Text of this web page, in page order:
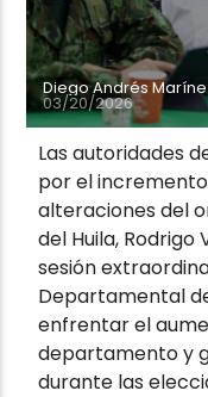
Diego Andrés
03/20/2026
Las autoridades
por el
alteraciones del
del Huila, Rodrigo
sesión
Departamental
enfrentar el
departamento y
durante las